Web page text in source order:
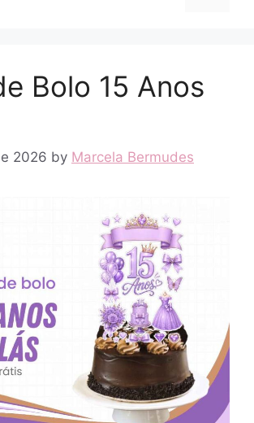
Bolo 15 Anos
2026 by Marcela Bermudes